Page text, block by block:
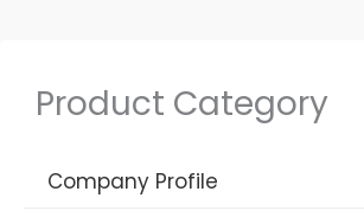
Product Category
Company Profile